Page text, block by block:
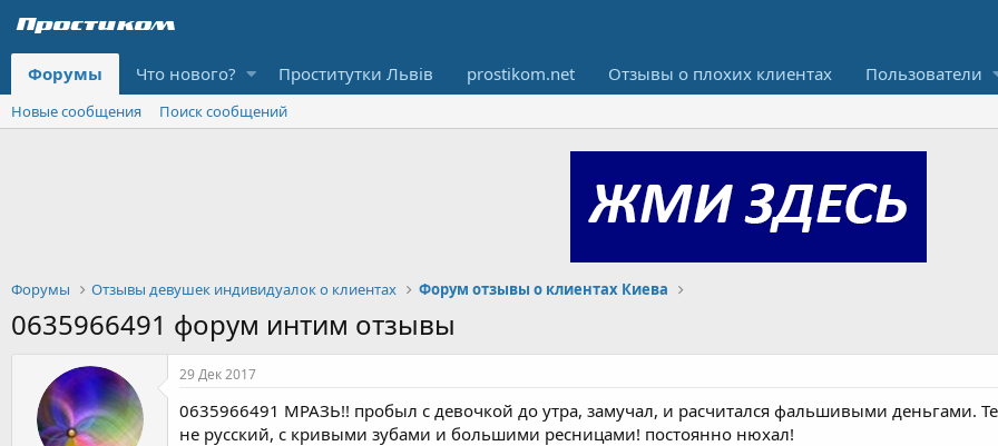
Форумы Что нового? Проститутки Львів prostikom.net Отзывы о плохих клиентах Пользователи
Новые сообщения Поиск сообщений
Форумы Отзывы девушек индивидуалок о клиентах Форум отзывы о клиентах Киева
0635966491 форум интим отзывы
29 Дек 2017
0635966491 МРАЗЬ!! пробыл с девочкой до утра, замучал, и расчитался фальшивыми деньгами.
не русский, с кривыми зубами и большими ресницами! постоянно нюхал!